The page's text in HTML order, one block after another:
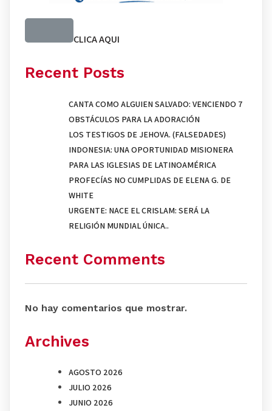
CLICA AQUI
Recent Posts
CANTA COMO ALGUIEN SALVADO: VENCIENDO 7
OBSTÁCULOS PARA LA ADORACIÓN
LOS TESTIGOS DE JEHOVA. (FALSEDADES)
INDONESIA: UNA OPORTUNIDAD MISIONERA
PARA LAS IGLESIAS DE LATINOAMÉRICA
PROFECÍAS NO CUMPLIDAS DE ELENA G. DE
WHITE
URGENTE: NACE EL CRISLAM: SERÁ LA
RELIGIÓN MUNDIAL ÚNICA..
Recent Comments
No hay comentarios que mostrar.
Archives
AGOSTO 2026
JULIO 2026
JUNIO 2026